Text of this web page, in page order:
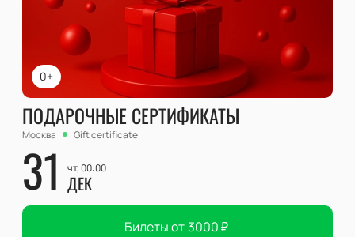
0+
ПОДАРОЧНЫЕ СЕРТИФИКАТЫ
Москва Gift certificate
31 чт, 00:00
ДЕК
Билеты от 3000₽